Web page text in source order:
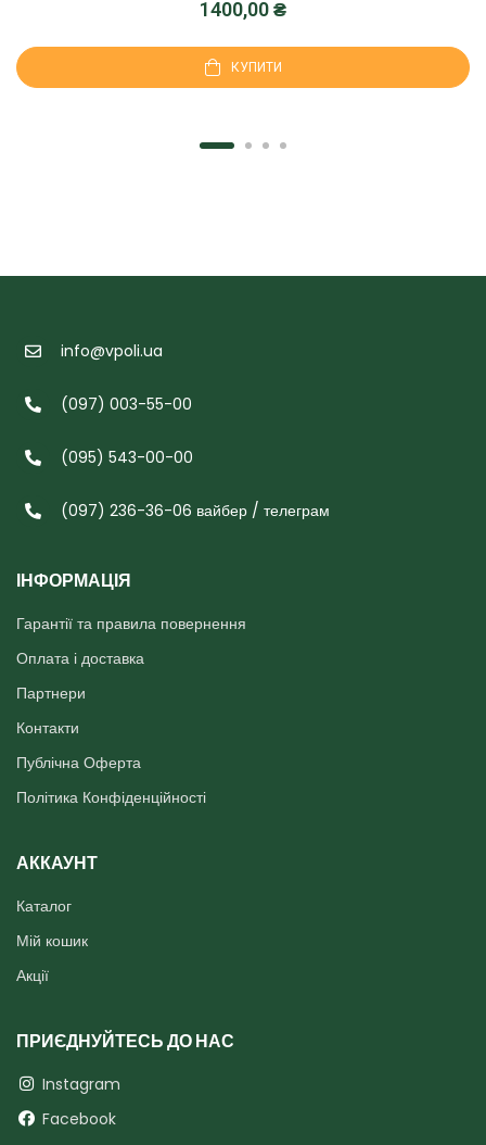
1400,00₴
КУПИТИ
info@vpoli.ua
(097) 003-55-00
(095) 543-00-00
(097) 236-36-06 вайбер / телеграм
ІНФОРМАЦІЯ
Гарантії та правила повернення
Оплата і доставка
Партнери
Контакти
Публічна Оферта
Політика Конфіденційності
АККАУНТ
Каталог
Мій кошик
Акції
ПРИЄДНУЙТЕСЬ ДО НАС
Instagram
Facebook